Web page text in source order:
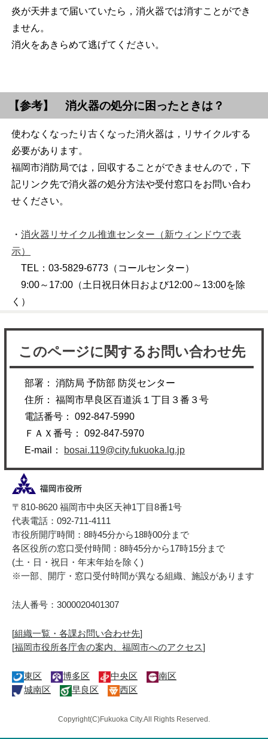
炎が天井まで届いていたら，消火器では消すことができ
ません。
消火をあきらめて逃げてください。
【参考】 消火器の処分に困ったときは？
使わなくなったり古くなった消火器は，リサイクルする
必要があります。
福岡市消防局では，回収することができませんので，下
記リンク先で消火器の処分方法や受付窓口をお問い合わ
せください。
・消火器リサイクル推進センター （新ウィンドウで表
示）
TEL：03-5829-6773（コールセンター）
9:00～17:00（土日祝日休日および12:00～13:00を除
く）
このページに関するお問い合わせ先
部署： 消防局 予防部 防災センター
住所： 福岡市早良区百道浜１丁目３番３号
電話番号： 092-847-5990
ＦＡＸ番号： 092-847-5970
E-mail：
bosai.119@city.fukuoka.lg.jp
〒810-8620 福岡市中央区天神1丁目8番1号
代表電話：092-711-4111
市役所開庁時間：8時45分から18時00分まで
各区役所の窓口受付時間：8時45分から17時15分まで
(土・日・祝日・年末年始を除く)
※一部、開庁・窓口受付時間が異なる組織、施設があります
法人番号：3000020401307
[組織一覧・各課お問い合わせ先]
[福岡市役所各庁舎の案内、福岡市へのアクセス]
東区 博多区 中央区
南区
城南区
早良区 西区
Copyright(C)Fukuoka City.All Rights Reserved.